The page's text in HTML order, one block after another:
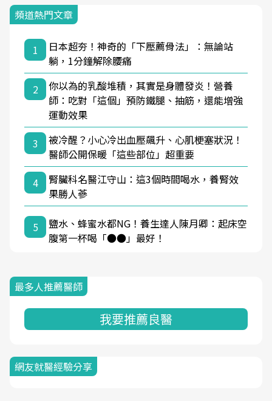
頻道熱門文章
1
日本超夯！神奇的「下壓薦骨法」：無論站
躺，1分鐘解除腰痛
2
你以為的乳酸堆積，其實是身體發炎！營養
師：吃對「這個」預防鐵腿、抽筋，還能增強
運動效果
3
被冷醒？小心冷出血壓飆升、心肌梗塞狀況！
醫師公開保暖「這些部位」超重要
4
腎臟科名醫江守山：這3個時間喝水，養腎效
果勝人蔘
5
鹽水、蜂蜜水都NG！養生達人陳月卿：起床空
腹第一杯喝「●●」最好！
最多人推薦醫師
我要推薦良醫
網友就醫經驗分享